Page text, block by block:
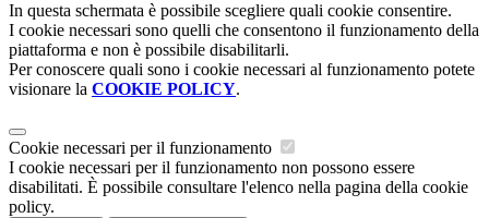
In questa schermata è possibile scegliere quali cookie consentire.
I cookie necessari sono quelli che consentono il funzionamento della
piattaforma e non è possibile disabilitarli.
Per conoscere quali sono i cookie necessari al funzionamento potete
visionare la COOKIE POLICY.
Cookie necessari per il funzionamento
I cookie necessari per il funzionamento non possono essere
disabilitati. È possibile consultare l'elenco nella pagina della cookie
policy.